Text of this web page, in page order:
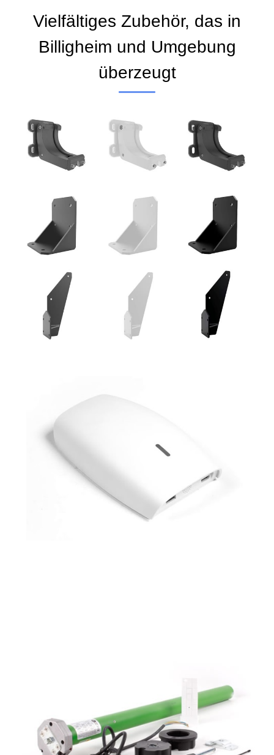
Vielfältiges Zubehör, das in
Billigheim und Umgebung
überzeugt